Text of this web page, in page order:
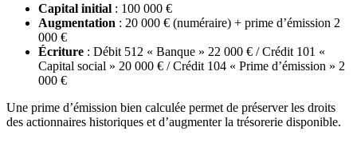
Capital initial : 100 000 €
Augmentation : 20 000 € (numéraire) + prime d’émission 2
000 €
Écriture : Débit 512 « Banque » 22 000 € / Crédit 101 «
Capital social » 20 000 € / Crédit 104 « Prime d’émission » 2
000 €
Une prime d’émission bien calculée permet de préserver les droits
des actionnaires historiques et d’augmenter la trésorerie disponible.